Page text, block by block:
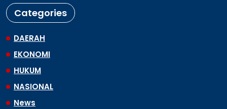
Categories
DAERAH
EKONOMI
HUKUM
NASIONAL
News